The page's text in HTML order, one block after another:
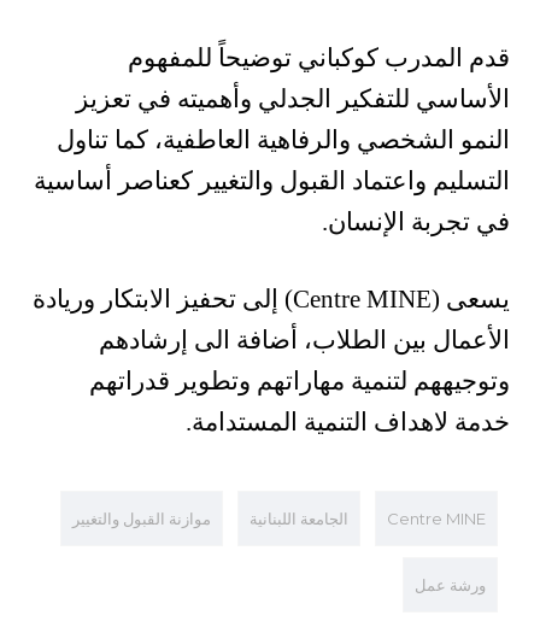
قدم المدرب كوكباني توضيحاً للمفهوم
الأساسي للتفكير الجدلي وأهميته في تعزيز
النمو الشخصي والرفاهية العاطفية، كما تناول
التسليم واعتماد القبول والتغيير كعناصر أساسية
في تجربة الإنسان.
يسعى (Centre MINE) إلى تحفيز الابتكار وريادة
الأعمال بين الطلاب، أضافة الى إرشادهم
وتوجيههم لتنمية مهاراتهم وتطوير قدراتهم
خدمة لاهداف التنمية المستدامة.
Centre MINE الجامعة اللبنانية موازنة القبول والتغيير
ورشة عمل